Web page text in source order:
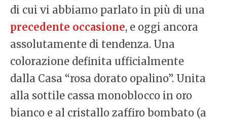
di cui vi abbiamo parlato in più di una
precedente occasione, e oggi ancora
assolutamente di tendenza. Una
colorazione definita ufficialmente
dalla Casa “rosa dorato opalino”. Unita
alla sottile cassa monoblocco in oro
bianco e al cristallo zaffiro bombato (a